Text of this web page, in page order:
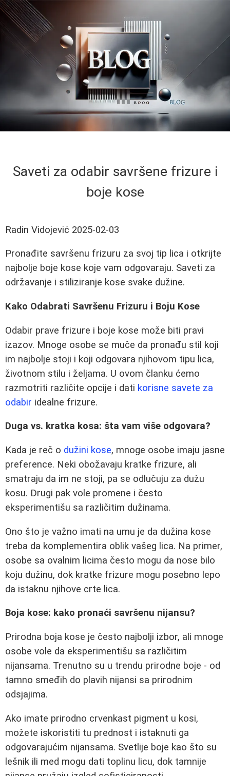
Saveti za odabir savršene frizure i
boje kose
Radin Vidojević 2025-02-03
Pronađite savršenu frizuru za svoj tip lica i otkrijte
najbolje boje kose koje vam odgovaraju. Saveti za
održavanje i stiliziranje kose svake dužine.
Kako Odabrati Savršenu Frizuru i Boju Kose
Odabir prave frizure i boje kose može biti pravi
izazov. Mnoge osobe se muče da pronađu stil koji
im najbolje stoji i koji odgovara njihovom tipu lica,
životnom stilu i željama. U ovom članku ćemo
razmotriti različite opcije i dati korisne savete za
odabir idealne frizure.
Duga vs. kratka kosa: šta vam više odgovara?
Kada je reč o dužini kose, mnoge osobe imaju jasne
preference. Neki obožavaju kratke frizure, ali
smatraju da im ne stoji, pa se odlučuju za dužu
kosu. Drugi pak vole promene i često
eksperimentišu sa različitim dužinama.
Ono što je važno imati na umu je da dužina kose
treba da komplementira oblik vašeg lica. Na primer,
osobe sa ovalnim licima često mogu da nose bilo
koju dužinu, dok kratke frizure mogu posebno lepo
da istaknu njihove crte lica.
Boja kose: kako pronaći savršenu nijansu?
Prirodna boja kose je često najbolji izbor, ali mnoge
osobe vole da eksperimentišu sa različitim
nijansama. Trenutno su u trendu prirodne boje - od
tamno smeđih do plavih nijansi sa prirodnim
odsjajima.
Ako imate prirodno crvenkast pigment u kosi,
možete iskoristiti tu prednost i istaknuti ga
odgovarajućim nijansama. Svetlije boje kao što su
lešnik ili med mogu dati toplinu licu, dok tamnije